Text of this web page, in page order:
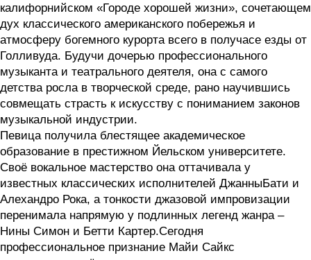
калифорнийском «Городе хорошей жизни», сочетающем
дух классического американского побережья и
атмосферу богемного курорта всего в получасе езды от
Голливуда. Будучи дочерью профессионального
музыканта и театрального деятеля, она с самого
детства росла в творческой среде, рано научившись
совмещать страсть к искусству с пониманием законов
музыкальной индустрии.
Певица получила блестящее академическое
образование в престижном Йельском университете.
Своё вокальное мастерство она оттачивала у
известных классических исполнителей ДжанныБати и
Алехандро Рока, а тонкости джазовой импровизации
перенимала напрямую у подлинных легенд жанра –
Нины Симон и Бетти Картер.Сегодня
профессиональное признание Майи Сайкс